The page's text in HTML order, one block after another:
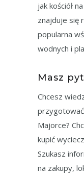
jak kościół
znajduje się
popularna
wodnych i
Masz
Chcesz
Majorce?
kupić
Szukasz
na zakupy,